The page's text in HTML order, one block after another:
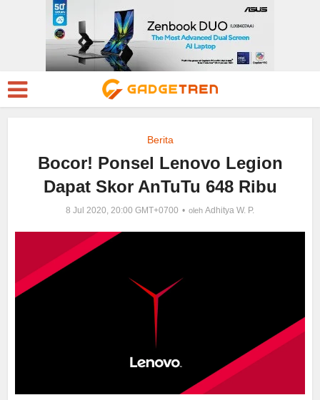
Berita
Bocor! Ponsel Lenovo Legion
Dapat Skor AnTuTu 648 Ribu
8 Jul 2020, 20:00 GMT+0700 oleh Adhitya W. P.